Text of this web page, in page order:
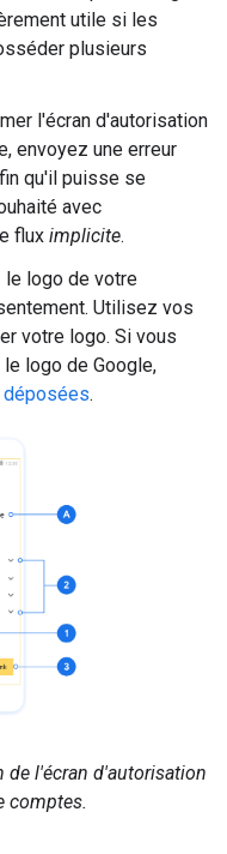
utile si les
plusieurs
l'écran d'autorisation
envoyez une erreur
qu'il puisse se
avec
flux implicite.
le logo de votre
Utilisez vos
votre logo. Si vous
logo de Google,
déposées.
de l'écran d'autorisation
comptes.